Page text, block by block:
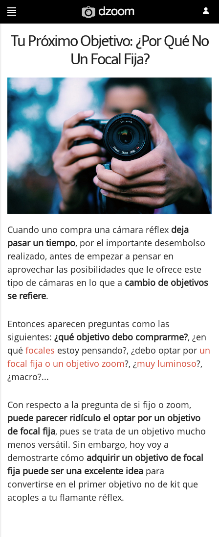
Tu Próximo Objetivo: ¿Por Qué No
Un Focal Fija?
Cuando uno compra una cámara réflex deja
pasar un tiempo, por el importante desembolso
realizado, antes de empezar a pensar en
aprovechar las posibilidades que le ofrece este
tipo de cámaras en lo que a cambio de objetivos
se refiere.
Entonces aparecen preguntas como las
siguientes: ¿qué objetivo debo comprarme?, ¿en
qué focales estoy pensando?, ¿debo optar por un
focal fija o un objetivo zoom?, ¿muy luminoso?,
¿macro?...
Con respecto a la pregunta de si fijo o zoom,
puede parecer ridículo el optar por un objetivo
de focal fija, pues se trata de un objetivo mucho
menos versátil. Sin embargo, hoy voy a
demostrarte cómo adquirir un objetivo de focal
fija puede ser una excelente idea para
convertirse en el primer objetivo no de kit que
acoples a tu flamante réflex.